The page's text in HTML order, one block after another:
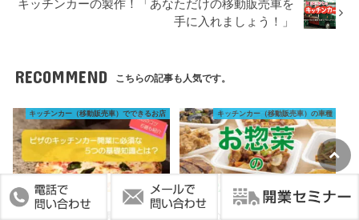
キッチンカーの製作！「あなただけの移動販売車を
手に入れましょう！」
RECOMMEND こちらの記事も人気です。
キッチンカー（移動販売車）でできるお店
2020.12.7
キッチンカー（移動販売車）の車種
2021.3.8